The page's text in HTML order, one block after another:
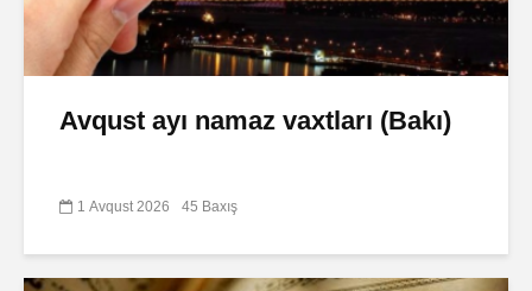
Avqust ayı namaz vaxtları (Bakı)
1 Avqust 2026 45 Baxış